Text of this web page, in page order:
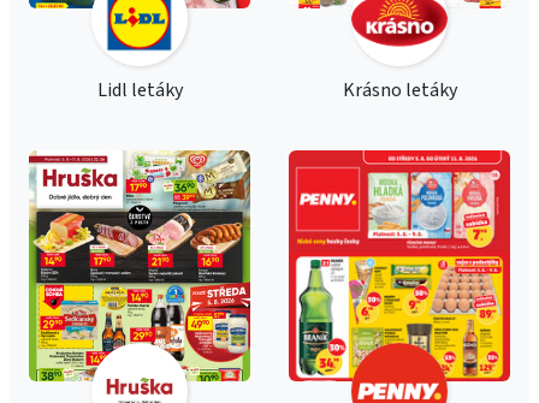
Lidl letáky Krásno letáky